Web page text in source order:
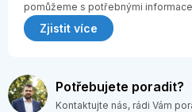
pomůžeme s potřebnými
Zjistit více
Potřebujete poradit?
Kontaktujte nás, rádi Vám